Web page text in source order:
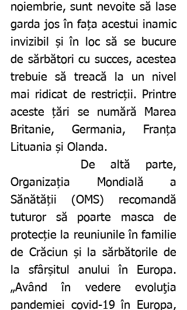
noiembrie, sunt nevoite să lase
garda jos în fața acestui inamic
invizibil și în loc să se bucure
de sărbători cu succes, acestea
trebuie să treacă la un nivel
mai ridicat de restricții. Printre
aceste țări se numără Marea
Britanie, Germania, Franța
Lituania și Olanda.
Organizația Mondială a
Sănătății (OMS) recomandă
tuturor să poarte masca de
protecție la reuniunile în familie
de Crăciun și la sărbătorile de
la sfârșitul anului în Europa.
„Având în vedere evoluţia
pandemiei covid-19 în Europa,